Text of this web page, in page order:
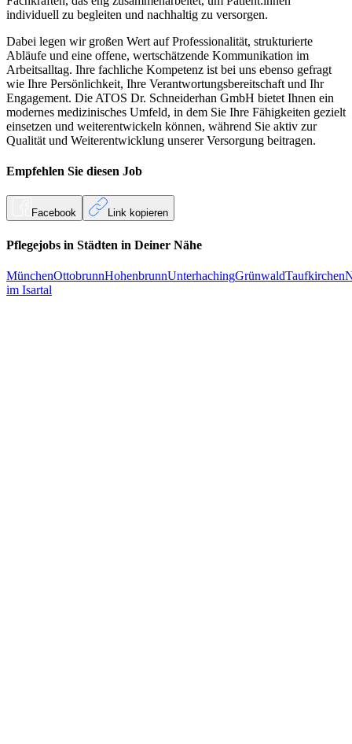
individuell zu begleiten und nachhaltig zu versorgen.
Dabei legen wir großen Wert auf Professionalität, strukturierte
Abläufe und eine offene, wertschätzende Kommunikation im
Arbeitsalltag. Ihre fachliche Kompetenz ist bei uns ebenso gefragt
wie Ihre Persönlichkeit, Ihre Verantwortungsbereitschaft und Ihr
Engagement. Die ATOS Dr. Schneiderhan GmbH bietet Ihnen ein
modernes medizinisches Umfeld, in dem Sie Ihre Fähigkeiten gezielt
einsetzen und weiterentwickeln können, während Sie aktiv zur
Qualität und Weiterentwicklung unserer Versorgung beitragen.
Empfehlen Sie diesen Job
Facebook Link kopieren
Pflegejobs in Städten in Deiner Nähe
MünchenOttobrunnHohenbrunnUnterhachingGrünwaldTaufkirchen
im Isartal